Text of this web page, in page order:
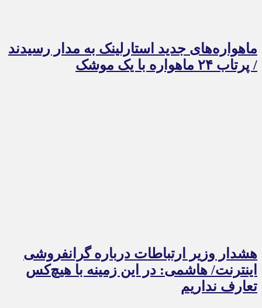
ماهواره‌های جدید استارلینک به مدار رسیدند
/ پرتاب ۲۴ ماهواره با یک موشک
هشدار وزیر ارتباطات درباره گرانفروشی
اینترنت/ هاشمی: در این زمینه با هیچ‌کس
تعارف نداریم